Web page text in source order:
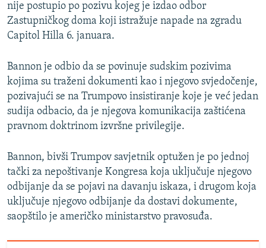
POST SCRIPTUM
MOJA EVROPA
SVE KARTE DEJTONA
NASTANAK I RASPAD JUGOSLAVIJE
nije postupio po pozivu kojeg je izdao odbor
Zastupničkog doma koji istražuje napade na zgradu
Capitol Hilla 6. januara.
Bannon je odbio da se povinuje sudskim pozivima
kojima su traženi dokumenti kao i njegovo svjedočenje,
pozivajući se na Trumpovo insistiranje koje je već jedan
sudija odbacio, da je njegova komunikacija zaštićena
pravnom doktrinom izvršne privilegije.
Bannon, bivši Trumpov savjetnik optužen je po jednoj
tački za nepoštivanje Kongresa koja uključuje njegovo
odbijanje da se pojavi na davanju iskaza, i drugom koja
uključuje njegovo odbijanje da dostavi dokumente,
saopštilo je američko ministarstvo pravosuđa.